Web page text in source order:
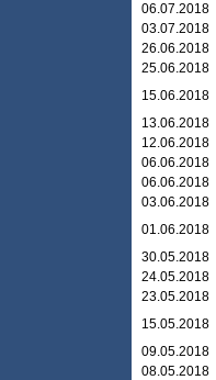
06.07.2018
03.07.2018
26.06.2018
25.06.2018
15.06.2018
13.06.2018
12.06.2018
06.06.2018
06.06.2018
03.06.2018
01.06.2018
30.05.2018
24.05.2018
23.05.2018
15.05.2018
09.05.2018
08.05.2018